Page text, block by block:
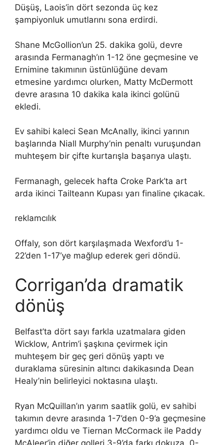
Düşüş, Laois’in dört sezonda üç kez
şampiyonluk umutlarını sona erdirdi.
Shane McGollion’un 25. dakika golü, devre
arasında Fermanagh’ın 1-12 öne geçmesine ve
Ernimine takımının üstünlüğüne devam
etmesine yardımcı olurken, Matty McDermott
devre arasına 10 dakika kala ikinci golünü
ekledi.
Ev sahibi kaleci Sean McAnally, ikinci yarının
başlarında Niall Murphy’nin penaltı vuruşundan
muhteşem bir çifte kurtarışla başarıya ulaştı.
Fermanagh, gelecek hafta Croke Park’ta art
arda ikinci Tailteann Kupası yarı finaline çıkacak.
reklamcılık
Offaly, son dört karşılaşmada Wexford’u 1-
22’den 1-17’ye mağlup ederek geri döndü.
Corrigan’da dramatik
dönüş
Belfast’ta dört sayı farkla uzatmalara giden
Wicklow, Antrim’i şaşkına çevirmek için
muhteşem bir geç geri dönüş yaptı ve
duraklama süresinin altıncı dakikasında Dean
Healy’nin belirleyici noktasına ulaştı.
Ryan McQuillan’ın yarım saatlik golü, ev sahibi
takımın devre arasında 1-7’den 0-9’a geçmesine
yardımcı oldu ve Tiernan McCormack ile Paddy
McAleer’in diğer golleri 3-9’da farkı dokuza, 0-